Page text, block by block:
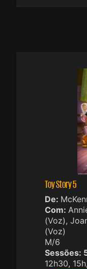
Toy Story 5
De:
Com:
(Voz),
(Voz)
M/6
Sessões:
12h30,